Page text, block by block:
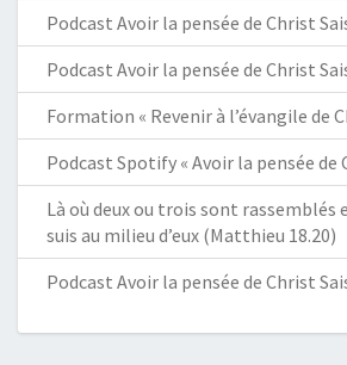
Podcast Avoir la pensée de Christ
Podcast Avoir la pensée de Christ
Formation « Revenir à l’évangile de
Podcast Spotify « Avoir la pensée de
Là où deux ou trois sont rassemblés
suis au milieu d’eux (Matthieu 18.20)
Podcast Avoir la pensée de Christ